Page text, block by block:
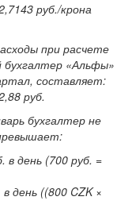
руб./крона
при расчете
бухгалтер «Альфы»
составляет:
руб.
бухгалтер не
в день (700 руб. =
день ((800 CZK ×